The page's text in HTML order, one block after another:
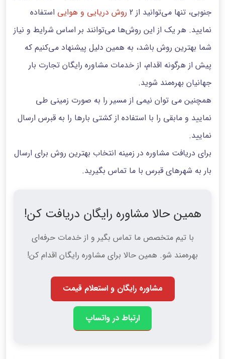
جنوبی، تنها می‌توانید از 2
روش دریایی و هوایی استفاده
نمایید. هر یک از این روش‌ها می‌توانند بر اساس شرایط و نیاز
شما بهترین روش باشد، به همین دلیل پیشنهاد می‌کنیم که
پیش از هرگونه اقدام، از خدمات مشاوره رایگان تجارت بار
جهانیان بهره‌مند شوید.
همچنین می توان نیمی از مسیر را به صورت زمینی طی
نمایید و مابقی را با استفاده از کشتی بارها را به قبرس ارسال
نمایید.
برای دریافت مشاوره در زمینه انتخاب بهترین روش برای ارسال
بار به شهرهای قبرس با ما تماس بگیرید.
همین حالا مشاوره رایگان دریافت کن!
با تیم متخصص ما تماس بگیر و از خدمات حرفه‌ای
بهره‌مند شو. همین حالا برای مشاوره رایگان اقدام کن!
مشاوره رایگان و استعلام قیمت
ارتباط در واتساپ